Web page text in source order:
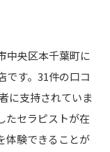
中央区本千葉町に
です。31件の口コ
に支持されていま
たセラピストが在
体験できることが